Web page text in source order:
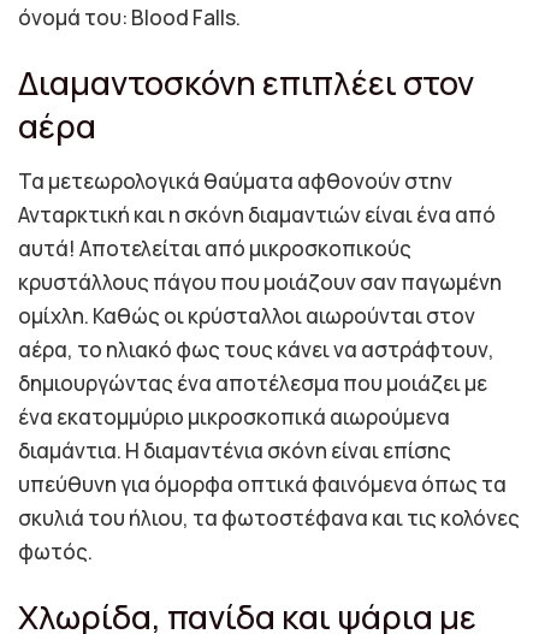
όνομά του: Blood Falls.
Διαμαντοσκόνη επιπλέει στον
αέρα
Τα μετεωρολογικά θαύματα αφθονούν στην
Ανταρκτική και η σκόνη διαμαντιών είναι ένα από
αυτά! Αποτελείται από μικροσκοπικούς
κρυστάλλους πάγου που μοιάζουν σαν παγωμένη
ομίχλη. Καθώς οι κρύσταλλοι αιωρούνται στον
αέρα, το ηλιακό φως τους κάνει να αστράφτουν,
δημιουργώντας ένα αποτέλεσμα που μοιάζει με
ένα εκατομμύριο μικροσκοπικά αιωρούμενα
διαμάντια. Η διαμαντένια σκόνη είναι επίσης
υπεύθυνη για όμορφα οπτικά φαινόμενα όπως τα
σκυλιά του ήλιου, τα φωτοστέφανα και τις κολόνες
φωτός.
Χλωρίδα, πανίδα και ψάρια με